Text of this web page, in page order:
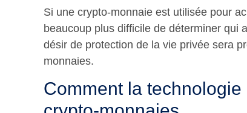
Si une crypto-monnaie est utilisée pour
beaucoup plus difficile de déterminer qui
désir de protection de la vie privée sera
monnaies.
Comment la